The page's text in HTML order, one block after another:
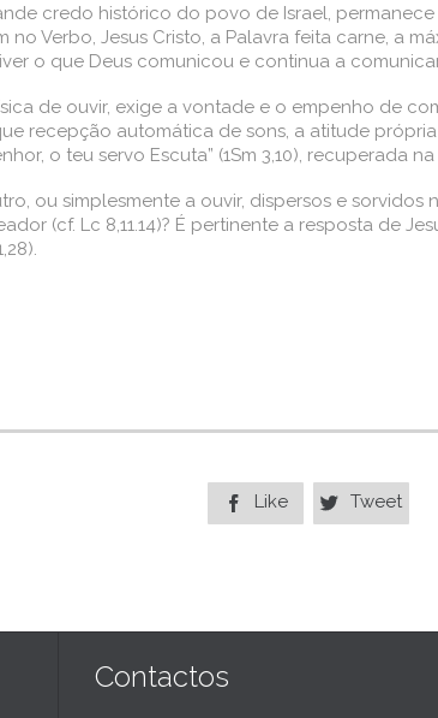
credo histórico do povo de Israel,
Verbo, Jesus Cristo, a Palavra feita carne, a
o que Deus comunicou e continua a
de ouvir, exige a vontade e o empenho de
recepção automática de sons, a atitude
o teu servo Escuta” (1Sm 3,10), recuperada
ou simplesmente a ouvir, dispersos e
(cf. Lc 8,11.14)? É pertinente a resposta de
 Like  Tweet
Contactos